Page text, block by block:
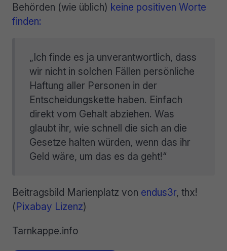
Behörden (wie üblich) keine positiven Worte
finden:
„Ich finde es ja unverantwortlich, dass
wir nicht in solchen Fällen persönliche
Haftung aller Personen in der
Entscheidungskette haben. Einfach
direkt vom Gehalt abziehen. Was
glaubt ihr, wie schnell die sich an die
Gesetze halten würden, wenn das ihr
Geld wäre, um das es da geht!“
Beitragsbild Marienplatz von endus3r, thx!
(Pixabay Lizenz)
Tarnkappe.info